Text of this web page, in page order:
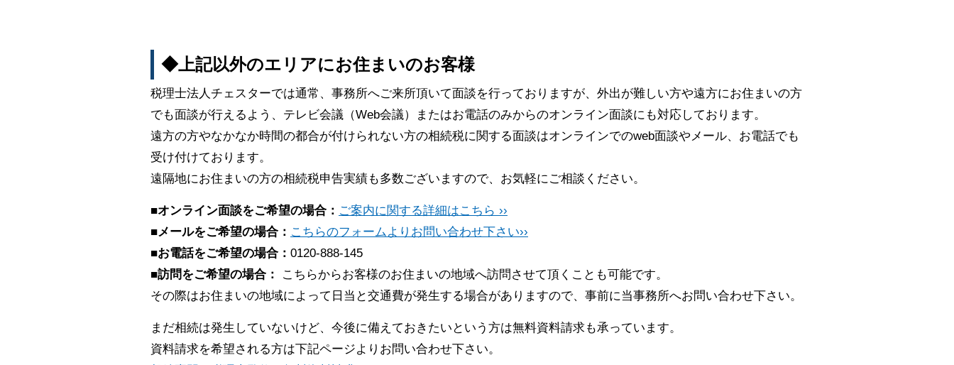
◆上記以外のエリアにお住まいのお客様
税理士法人チェスターでは通常、事務所へご来所頂いて面談を行っておりますが、外出が難しい方や遠方にお住まいの方
でも面談が行えるよう、テレビ会議（Web会議）またはお電話のみからのオンライン面談にも対応しております。
遠方の方やなかなか時間の都合が付けられない方の相続税に関する面談はオンラインでのweb面談やメール、お電話でも
受け付けております。
遠隔地にお住まいの方の相続税申告実績も多数ございますので、お気軽にご相談ください。
■オンライン面談をご希望の場合： ご案内に関する詳細はこちら ››
■メールをご希望の場合： こちらのフォームよりお問い合わせ下さい››
■お電話をご希望の場合： 0120-888-145
■訪問をご希望の場合：
こちらからお客様のお住まいの地域へ訪問させて頂くことも可能です。
その際はお住まいの地域によって日当と交通費が発生する場合がありますので、事前に当事務所へお問い合わせ下さい。
まだ相続は発生していないけど、今後に備えておきたいという方は無料資料請求も承っています。
資料請求を希望される方は下記ページよりお問い合わせ下さい。